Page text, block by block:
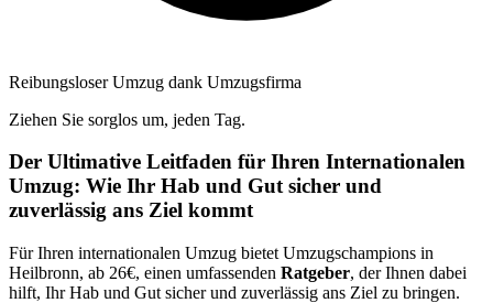
Reibungsloser Umzug dank Umzugsfirma
Ziehen Sie sorglos um, jeden Tag.
Der Ultimative Leitfaden für Ihren Internationalen
Umzug: Wie Ihr Hab und Gut sicher und
zuverlässig ans Ziel kommt
Für Ihren internationalen Umzug bietet Umzugschampions in
Heilbronn, ab 26€, einen umfassenden Ratgeber, der Ihnen dabei
hilft, Ihr Hab und Gut sicher und zuverlässig ans Ziel zu bringen.